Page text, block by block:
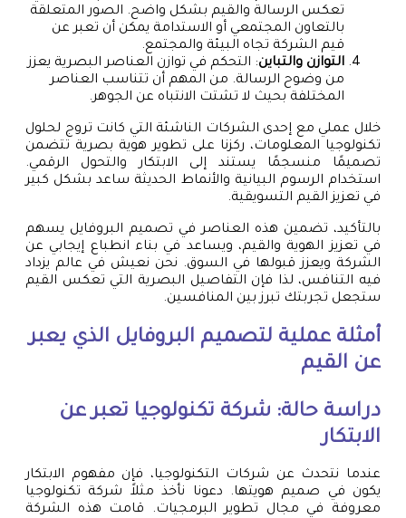
تعكس الرسالة والقيم بشكل واضح. الصور المتعلقة
بالتعاون المجتمعي أو الاستدامة يمكن أن تعبر عن
قيم الشركة تجاه البيئة والمجتمع.
التوازن والتباين: التحكم في توازن العناصر البصرية يعزز
من وضوح الرسالة. من المهم أن تتناسب العناصر
المختلفة بحيث لا تشتت الانتباه عن الجوهر.
خلال عملي مع إحدى الشركات الناشئة التي كانت تروج لحلول
تكنولوجيا المعلومات، ركزنا على تطوير هوية بصرية تتضمن
تصميمًا منسجمًا يستند إلى الابتكار والتحول الرقمي.
استخدام الرسوم البيانية والأنماط الحديثة ساعد بشكل كبير
في تعزيز القيم التسويقية.
بالتأكيد، تضمين هذه العناصر في تصميم البروفايل يسهم
في تعزيز الهوية والقيم، ويساعد في بناء انطباع إيجابي عن
الشركة ويعزز قبولها في السوق. نحن نعيش في عالم يزداد
فيه التنافس، لذا فإن التفاصيل البصرية التي تعكس القيم
ستجعل تجربتك تبرز بين المنافسين.
أمثلة عملية لتصميم البروفايل الذي يعبر
عن القيم
دراسة حالة: شركة تكنولوجيا تعبر عن
الابتكار
عندما نتحدث عن شركات التكنولوجيا، فإن مفهوم الابتكار
يكون في صميم هويتها. دعونا نأخذ مثلاً شركة تكنولوجيا
معروفة في مجال تطوير البرمجيات. قامت هذه الشركة